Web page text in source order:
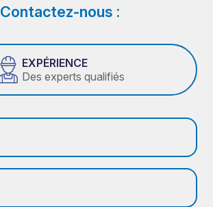
Contactez-nous :
EXPÉRIENCE
Des experts qualifiés